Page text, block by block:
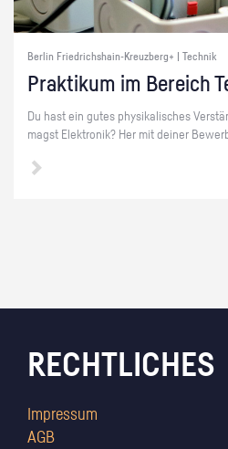
Berlin Friedrichshain-Kreuzberg+ | Technik
Prak­ti­kum im Be­reich
Du hast ein gutes phy­si­ka­li­sches
magst Elek­tro­nik? Her mit dei­ner
RECHTLICHES
Impressum
AGB